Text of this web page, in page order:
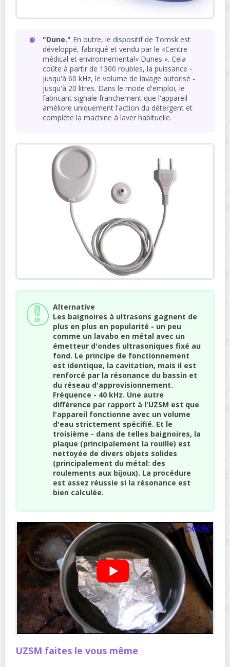
"Dune." En outre, le dispositif de Tomsk est
développé, fabriqué et vendu par le «Centre
médical et environnemental« Dunes ». Cela
coûte à partir de 1300 roubles, la puissance -
jusqu'à 60 kHz, le volume de lavage autorisé -
jusqu'à 20 litres. Dans le mode d'emploi, le
fabricant signale franchement que l'appareil
améliore uniquement l'action du détergent et
complète la machine à laver habituelle.
Alternative
Les baignoires à ultrasons gagnent de
plus en plus en popularité - un peu
comme un lavabo en métal avec un
émetteur d'ondes ultrasoniques fixé au
fond. Le principe de fonctionnement
est identique, la cavitation, mais il est
renforcé par la résonance du bassin et
du réseau d'approvisionnement.
Fréquence - 40 kHz. Une autre
différence par rapport à l'UZSM est que
l'appareil fonctionne avec un volume
d'eau strictement spécifié. Et le
troisième - dans de telles baignoires, la
plaque (principalement la rouille) est
nettoyée de divers objets solides
(principalement du métal: des
roulements aux bijoux). La procédure
est assez réussie si la résonance est
bien calculée.
UZSM faites le vous même